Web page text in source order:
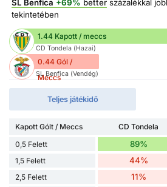
SL Benfica +69% better százalékkal
tekintetében
1.44 Kapott / meccs
CD Tondela (Hazai)
0.44 Gól /
Meccs
SL Benfica (Vendég)
Teljes játékidő
Kapott Gólt / Meccs CD Tondela
0,5 Felett
89%
1,5 Felett 44%
2,5 Felett 11%